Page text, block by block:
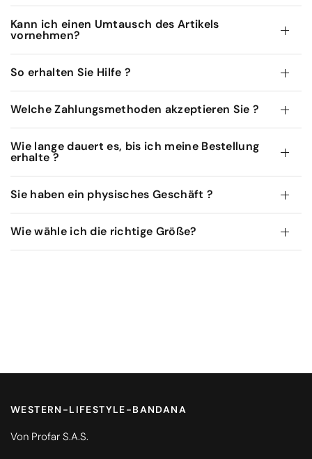
Kann ich einen Umtausch des Artikels
vornehmen?
So erhalten Sie Hilfe ?
Welche Zahlungsmethoden akzeptieren Sie ?
Wie lange dauert es, bis ich meine Bestellung
erhalte ?
Sie haben ein physisches Geschäft ?
Wie wähle ich die richtige Größe?
WESTERN-LIFESTYLE-BANDANA
Von Profar S.A.S.